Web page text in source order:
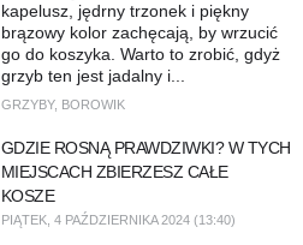
kapelusz, jędrny trzonek i piękny
brązowy kolor zachęcają, by wrzucić
go do koszyka. Warto to zrobić, gdyż
grzyb ten jest jadalny i...
GRZYBY, BOROWIK
GDZIE ROSNĄ PRAWDZIWKI? W TYCH
MIEJSCACH ZBIERZESZ CAŁE
KOSZE
PIĄTEK, 4 PAŹDZIERNIKA 2024 (13:40)